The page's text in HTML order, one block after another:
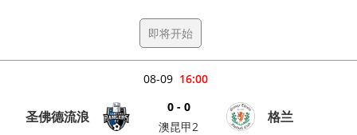
即将开始
16:00
08-09
圣佛德流浪
0 - 0
澳昆甲2
格兰